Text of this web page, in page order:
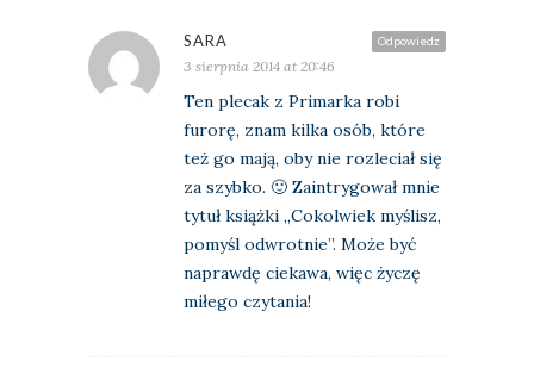
Odpowiedz
SARA
3 sierpnia 2014 at 20:46
Ten plecak z Primarka robi
furorę, znam kilka osób, które
też go mają, oby nie rozleciał się
za szybko. 🙂 Zaintrygował mnie
tytuł książki „Cokolwiek myślisz,
pomyśl odwrotnie”. Może być
naprawdę ciekawa, więc życzę
miłego czytania!